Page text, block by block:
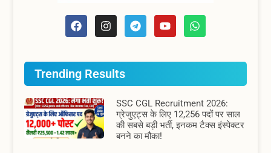
Trending Results
SSC CGL Recruitment 2026:
ग्रेजुएट्स के लिए 12,256 पदों पर साल
की सबसे बड़ी भर्ती, इनकम टैक्स इंस्पेक्टर
बनने का मौका!